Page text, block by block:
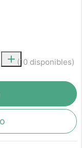
(10 disponibles)
o
producto
100% de tu